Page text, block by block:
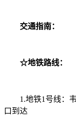
交通指南：
☆地铁路线：
1.地铁1号线：韦
口到达